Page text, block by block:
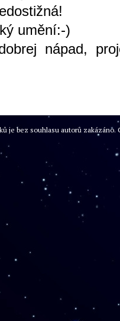
umění:-)
nápad,
je bez souhlasu autorů